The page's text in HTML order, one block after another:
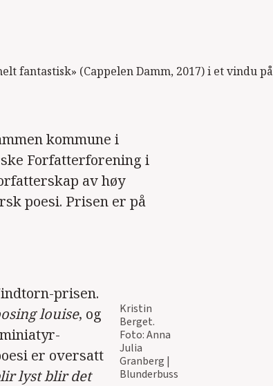
fantastisk» (Cappelen Damm, 2017) i et vindu på
kommune i
Forfatterforening i
av høy
poesi. Prisen er på
Kristin
Berget.
Foto: Anna
Julia
Granberg |
Blunderbuss
prisen.
louise, og
er oversatt
lyst blir det